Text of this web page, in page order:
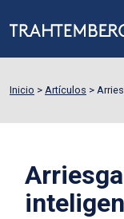
Inicio > Artículos >